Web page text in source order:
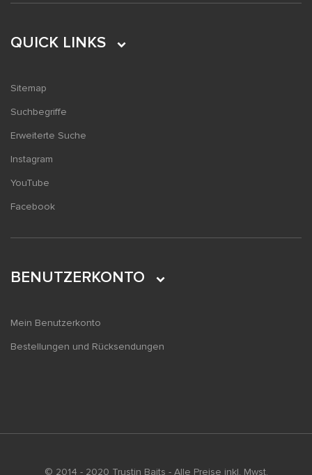
QUICK LINKS
Sitemap
Suchbegriffe
Erweiterte Suche
Instagram
YouTube
Facebook
BENUTZERKONTO
Mein Benutzerkonto
Bestellungen und Rücksendungen
© 2014 - 2020 Trustin Baits - Alle Preise inkl. Mwst.